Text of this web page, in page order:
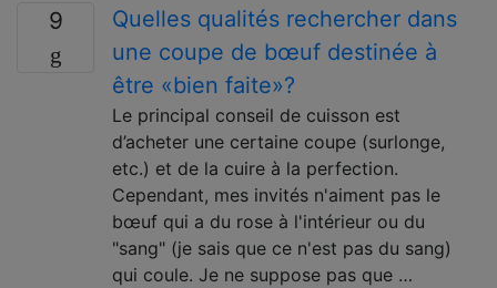
9
Quelles qualités rechercher dans
une coupe de bœuf destinée à
être «bien faite»?
Le principal conseil de cuisson est
d’acheter une certaine coupe (surlonge,
etc.) et de la cuire à la perfection.
Cependant, mes invités n'aiment pas le
bœuf qui a du rose à l'intérieur ou du
"sang" (je sais que ce n'est pas du sang)
qui coule. Je ne suppose pas que …